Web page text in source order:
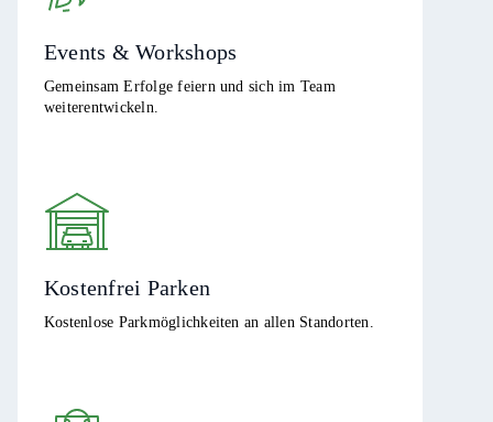
Events & Workshops
Gemeinsam Erfolge feiern und sich im Team
weiterentwickeln.
Kostenfrei Parken
Kostenlose Parkmöglichkeiten an allen Standorten.